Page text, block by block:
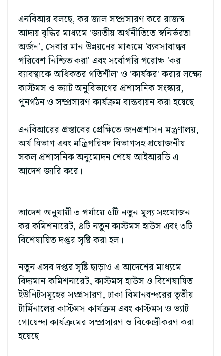
এনবিআর বলছে, কর জাল সম্প্রসারণ করে রাজস্ব
আদায় বৃদ্ধির মাধ্যমে 'জাতীয় অর্থনীতিতে স্বনির্ভরতা
অর্জন', সেবার মান উন্নয়নের মাধ্যমে 'ব্যবসাবান্ধব
পরিবেশ নিশ্চিত করা' এবং সর্বোপরি পরোক্ষ 'কর
ব্যাবস্থাকে অধিকতর গতিশীল' ও 'কার্যকর' করার লক্ষ্যে
কাস্টমস ও ভ্যাট অনুবিভাগের প্রশাসনিক সংস্কার,
পুনর্গঠন ও সম্প্রসারণ কার্যক্রম বাস্তবায়ন করা হয়েছে।
এনবিআরের প্রস্তাবের প্রেক্ষিতে জনপ্রশাসন মন্ত্রণালয়,
অর্থ বিভাগ এবং মন্ত্রিপরিষদ বিভাগসহ প্রয়োজনীয়
সকল প্রশাসনিক অনুমোদন শেষে আইআরডি এ
আদেশ জারি করে।
আদেশ অনুযায়ী ৩ পর্যায়ে ৫টি নতুন মূল্য সংযোজন
কর কমিশনারেট, ৪টি নতুন কাস্টমস হাউস এবং ৩টি
বিশেষায়িত দপ্তর সৃষ্টি করা হল।
নতুন এসব দপ্তর সৃষ্টি ছাড়াও এ আদেশের মাধ্যমে
বিদ্যমান কমিশনারেট, কাস্টমস হাউস ও বিশেষায়িত
ইউনিটসমূহের সম্প্রসারণ, ঢাকা বিমানবন্দরের তৃতীয়
টার্মিনালের কাস্টমস কার্যক্রম এবং কাস্টমস ও ভ্যাট
গোয়েন্দা কার্যক্রমের সম্প্রসারণ ও বিকেন্দ্রীকরণ করা
হয়েছে।